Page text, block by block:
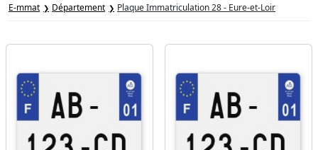
E-mmat Département Plaque Immatriculation 28 - Eure-et-Loir